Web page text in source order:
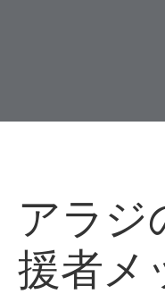
アラジ
援者メ